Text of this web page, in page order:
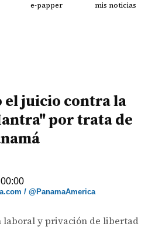
e-papper mis noticias
el juicio contra la
por trata de
/ @PanamaAmerica
laboral y privación de libertad